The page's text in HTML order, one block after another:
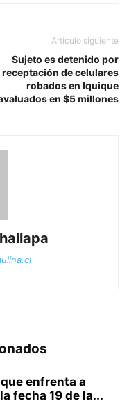
Artículo siguiente
Sujeto es detenido por
receptación de celulares
robados en Iquique
en $5 millones
enfrenta a
fecha 19 de la...